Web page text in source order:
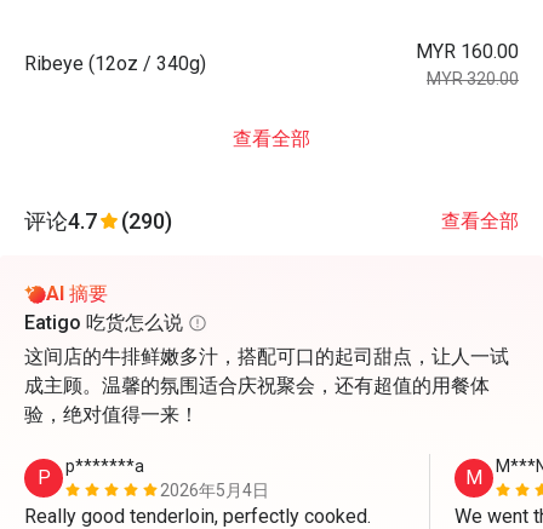
Ribeye (12oz / 340g)
MYR 160.00
MYR 320.00
查看全部
评论4.7 (290) 查看全部
AI 摘要
Eatigo 吃货怎么说
这间店的牛排鲜嫩多汁，搭配可口的起司甜点，让人一试
成主顾。温馨的氛围适合庆祝聚会，还有超值的用餐体
验，绝对值得一来！
P
p*******a
2026年5月4日
Really good tenderloin, perfectly cooked.
M
We went